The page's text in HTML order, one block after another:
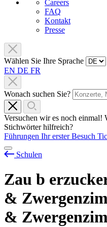
Careers
FAQ
Kontakt
Presse
Wählen Sie Ihre Sprache
EN DE FR
Wonach suchen Sie?
Versuchen wir es noch einmal!
Stichwörter hilfreich?
Führungen Ihr erster Besuch
Schulen
Zau b
&
&